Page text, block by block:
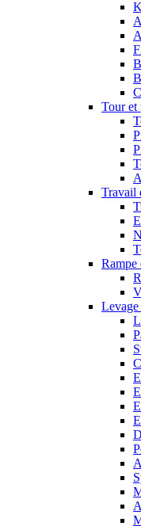
Tour et
Travail
Rampe
Levage